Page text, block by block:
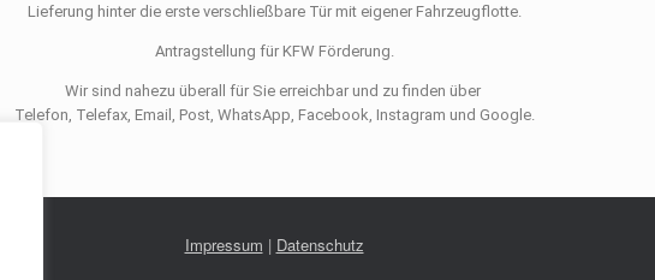
Lieferung hinter die erste verschließbare Tür mit eigener Fahrzeugflotte.
Antragstellung für KFW Förderung.
Wir sind nahezu überall für Sie erreichbar und zu finden über
Telefon, Telefax, Email, Post, WhatsApp, Facebook, Instagram und Google.
Impressum | Datenschutz